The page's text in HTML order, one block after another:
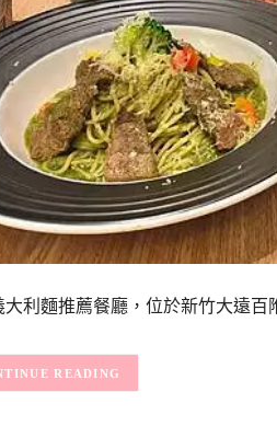
利麵推薦餐廳，位於新竹大遠百
READING